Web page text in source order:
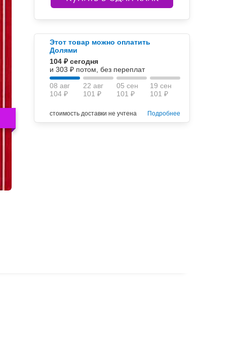
Этот товар можно оплатить
Долями
104 ₽ сегодня
и 303 ₽ потом, без переплат
08 авг
104 ₽
22 авг
101 ₽
05 сен
101 ₽
19 сен
101 ₽
стоимость доставки не учтена Подробнее